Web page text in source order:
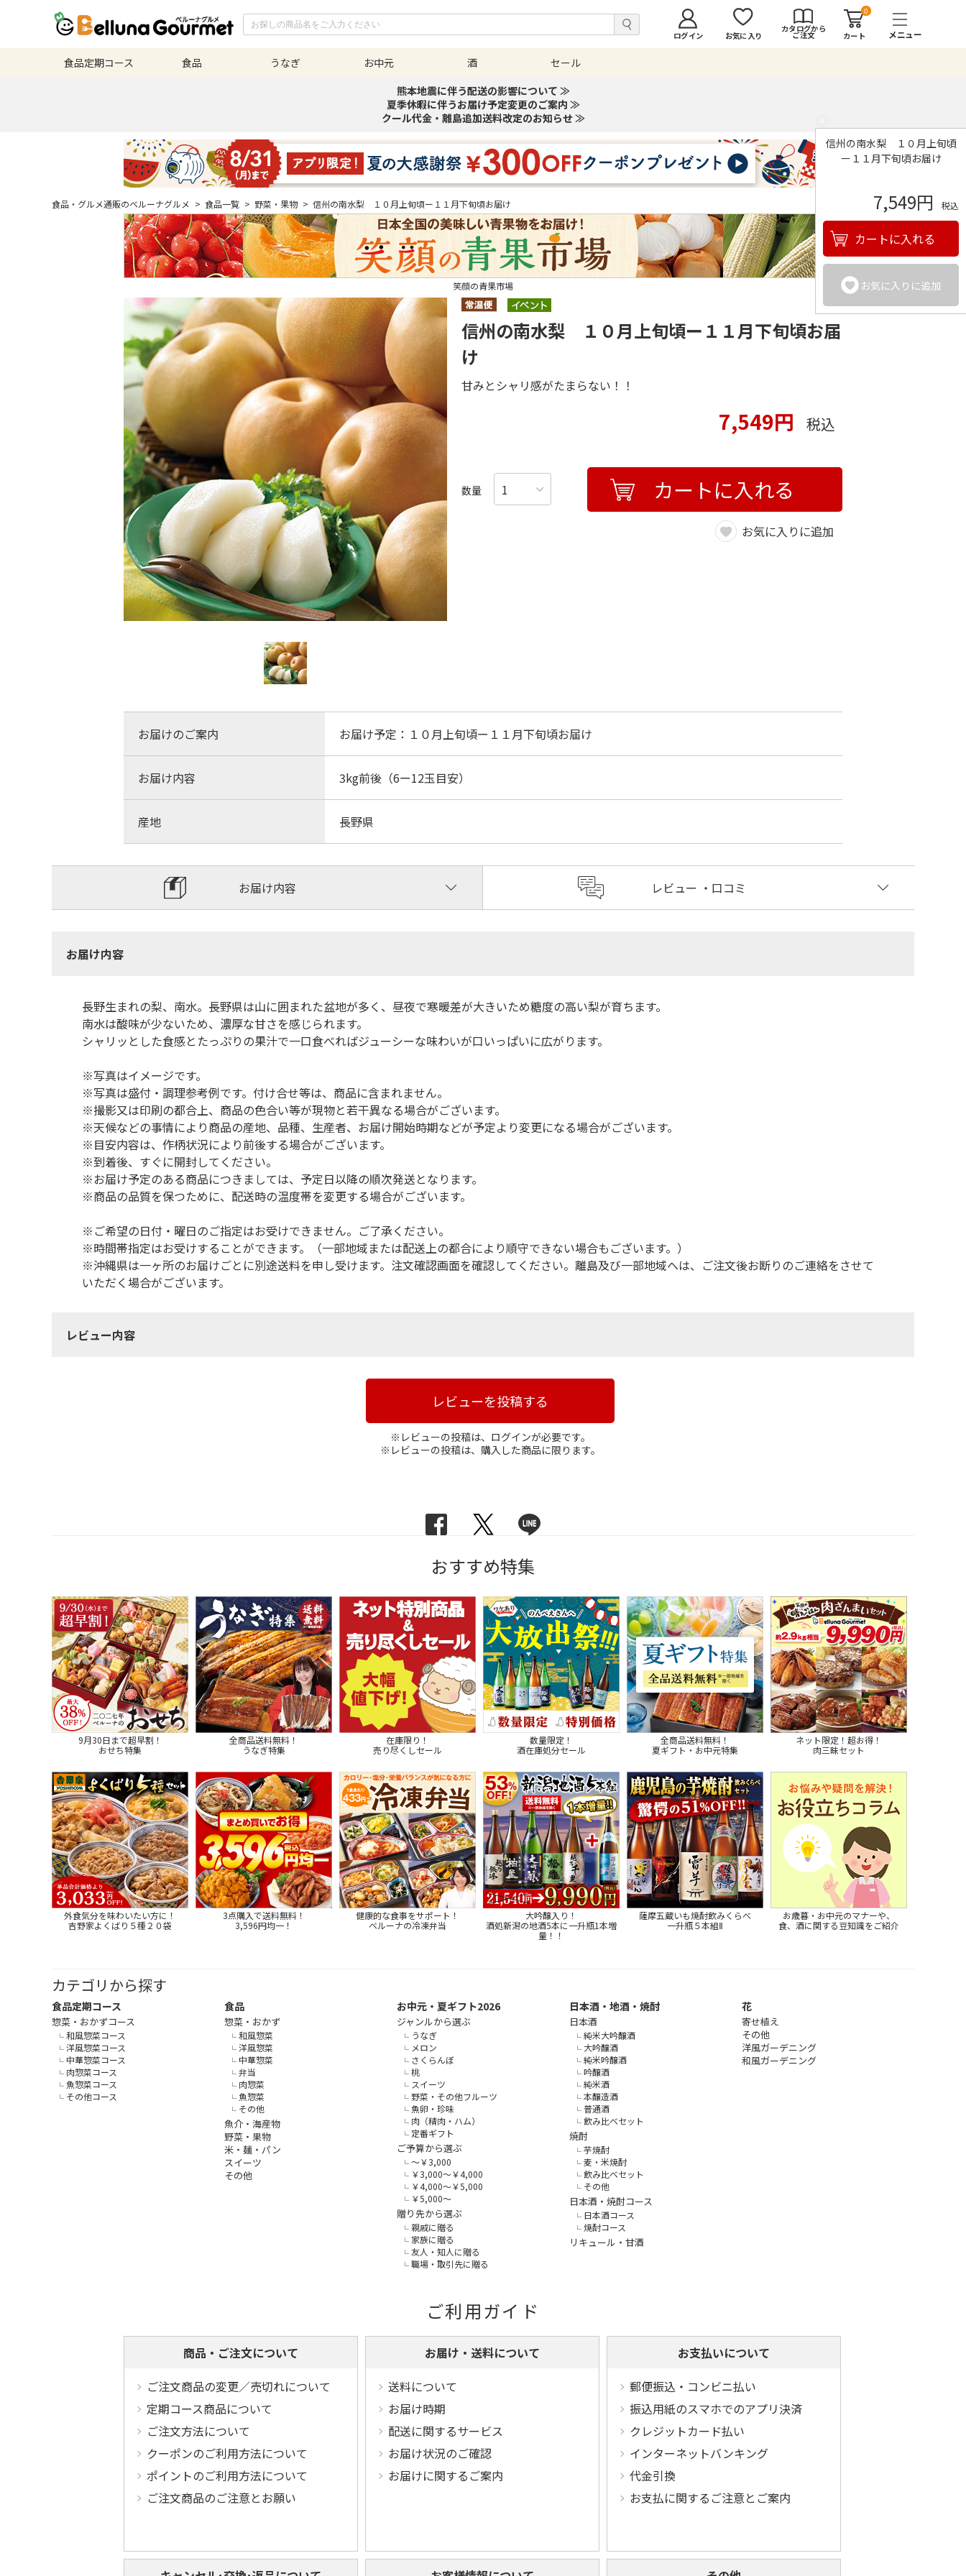
ログイン お気に入り
カタログから
ご注文
0
カート
食品定期コース 食品 うなぎ お中元 酒
セール
熊本地震に伴う配送の影響について ≫
夏季休暇に伴うお届け予定変更のご案内 ≫
クール代金・離島追加送料改定のお知らせ ≫
食品・グルメ通販のベルーナグルメ > 食品一覧 > 野菜・果物 > 信州の南水梨 １０月上旬頃ー１１月下旬頃お届け
信州の南水梨 １０月上旬頃
ー１１月下旬頃お届け
7,549円 税込
カートに入れる
お気に入りに追加
笑顔の青果市場
信州の南水梨 １０月上旬頃ー１１月下旬頃お届
け
甘みとシャリ感がたまらない！！
7,549円 税込
数量 カートに入れる
お気に入りに追加
お届けのご案内 お届け予定：１０月上旬頃ー１１月下旬頃お届け
お届け内容 3kg前後（6ー12玉目安）
産地 長野県
お届け内容 レビュー ・口コミ
お届け内容
長野生まれの梨、南水。長野県は山に囲まれた盆地が多く、昼夜で寒暖差が大きいため糖度の高い梨が育ちます。
南水は酸味が少ないため、濃厚な甘さを感じられます。
シャリッとした食感とたっぷりの果汁で一口食べればジューシーな味わいが口いっぱいに広がります。
※写真はイメージです。
※写真は盛付・調理参考例です。付け合せ等は、商品に含まれません。
※撮影又は印刷の都合上、商品の色合い等が現物と若干異なる場合がございます。
※天候などの事情により商品の産地、品種、生産者、お届け開始時期などが予定より変更になる場合がございます。
※目安内容は、作柄状況により前後する場合がございます。
※到着後、すぐに開封してください。
※お届け予定のある商品につきましては、予定日以降の順次発送となります。
※商品の品質を保つために、配送時の温度帯を変更する場合がございます。
※ご希望の日付・曜日のご指定はお受けできません。ご了承ください。
※時間帯指定はお受けすることができます。（一部地域または配送上の都合により順守できない場合もございます。）
※沖縄県は一ヶ所のお届けごとに別途送料を申し受けます。注文確認画面を確認してください。離島及び一部地域へは、ご注文後お断りのご連絡をさせて
いただく場合がございます。
レビュー内容
レビューを投稿する
※レビューの投稿は、ログインが必要です。
※レビューの投稿は、購入した商品に限ります。
おすすめ特集
9月30日まで超早割！
おせち特集
全商品送料無料！
うなぎ特集
在庫限り！
売り尽くしセール
数量限定！
酒在庫処分セール
全商品送料無料！
夏ギフト・お中元特集
ネット限定！超お得！
肉三昧セット
外食気分を味わいたい方に！
吉野家よくばり５種２０袋
3点購入で送料無料！
3,596円均一！
健康的な食事をサポート！
ベルーナの冷凍弁当
大吟醸入り！
酒処新潟の地酒5本に一升瓶1本増
量！！
薩摩五蔵いも焼酎飲みくらべ
一升瓶５本組Ⅱ
お歳暮・お中元のマナーや、
食、酒に関する豆知識をご紹介
カテゴリから探す
食品定期コース
惣菜・おかずコース
和風惣菜コース
洋風惣菜コース
中華惣菜コース
肉惣菜コース
魚惣菜コース
その他コース
食品
惣菜・おかず
和風惣菜
洋風惣菜
中華惣菜
弁当
肉惣菜
魚惣菜
その他
魚介・海産物
野菜・果物
米・麺・パン
スイーツ
その他
お中元・夏ギフト2026
ジャンルから選ぶ
うなぎ
メロン
さくらんぼ
桃
スイーツ
野菜・その他フルーツ
魚卵・珍味
肉（精肉・ハム）
定番ギフト
ご予算から選ぶ
～￥3,000
￥3,000～￥4,000
￥4,000～￥5,000
￥5,000～
贈り先から選ぶ
親戚に贈る
家族に贈る
友人・知人に贈る
職場・取引先に贈る
日本酒・地酒・焼酎
日本酒
純米大吟醸酒
大吟醸酒
純米吟醸酒
吟醸酒
純米酒
本醸造酒
普通酒
飲み比べセット
焼酎
芋焼酎
麦・米焼酎
飲み比べセット
その他
日本酒・焼酎コース
日本酒コース
焼酎コース
リキュール・甘酒
花
寄せ植え
その他
洋風ガーデニング
和風ガーデニング
ご利用ガイド
商品・ご注文について
ご注文商品の変更／売切れについて
定期コース商品について
ご注文方法について
クーポンのご利用方法について
ポイントのご利用方法について
ご注文商品のご注意とお願い
お届け・送料について
送料について
お届け時期
配送に関するサービス
お届け状況のご確認
お届けに関するご案内
お支払いについて
郵便振込・コンビニ払い
振込用紙のスマホでのアプリ決済
クレジットカード払い
インターネットバンキング
代金引換
お支払に関するご注意とご案内